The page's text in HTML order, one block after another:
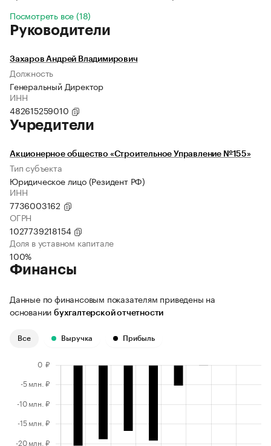
Посмотреть все (18)
Руководители
Захаров Андрей Владимирович
Должность
Генеральный Директор
ИНН
482615259010
Учредители
Акционерное общество «Строительное Управление №155»
Тип субъекта
Юридическое лицо (Резидент РФ)
ИНН
7736003162
ОГРН
1027739218154
Доля в уставном капитале
100%
Финансы
Данные по финансовым показателям приведены на
основании бухгалтерской отчетности
Все Выручка Прибыль